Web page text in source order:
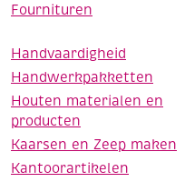
Fournituren
Handvaardigheid
Handwerkpakketten
Houten materialen en
producten
Kaarsen en Zeep maken
Kantoorartikelen